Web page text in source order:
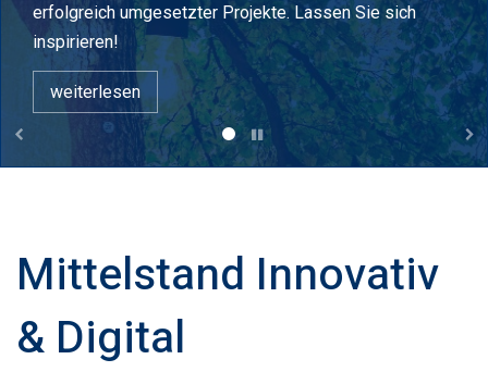
erfolgreich umgesetzter Projekte. Lassen Sie sich
inspirieren!
weiterlesen
Mittelstand Innovativ
& Digital